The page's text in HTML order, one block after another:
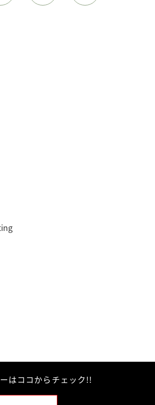
はココからチェック!!